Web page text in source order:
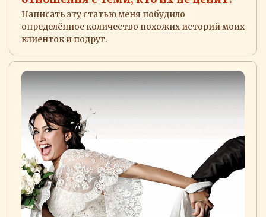
Написать эту статью меня побудило
определённое количество похожих историй моих
клиенток и подруг.